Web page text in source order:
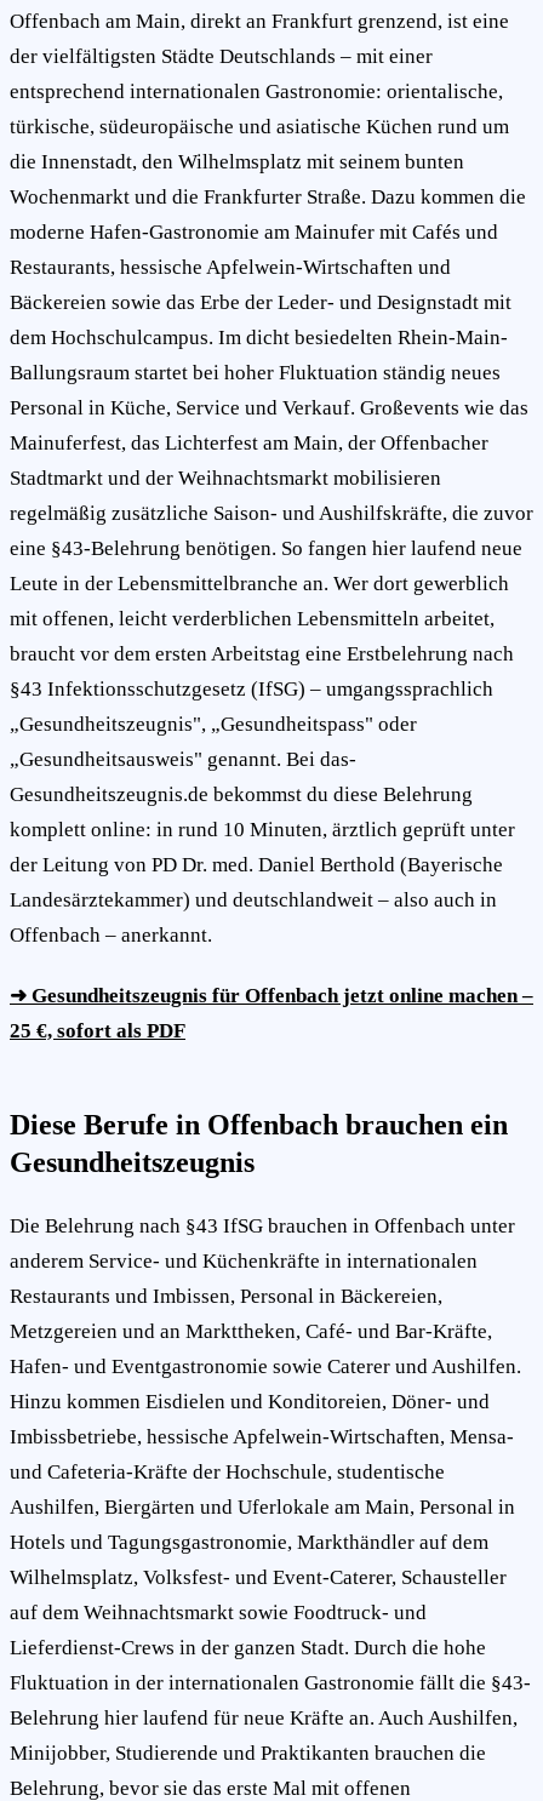
Offenbach am Main, direkt an Frankfurt grenzend, ist eine
der vielfältigsten Städte Deutschlands – mit einer
entsprechend internationalen Gastronomie: orientalische,
türkische, südeuropäische und asiatische Küchen rund um
die Innenstadt, den Wilhelmsplatz mit seinem bunten
Wochenmarkt und die Frankfurter Straße. Dazu kommen die
moderne Hafen-Gastronomie am Mainufer mit Cafés und
Restaurants, hessische Apfelwein-Wirtschaften und
Bäckereien sowie das Erbe der Leder- und Designstadt mit
dem Hochschulcampus. Im dicht besiedelten Rhein-Main-
Ballungsraum startet bei hoher Fluktuation ständig neues
Personal in Küche, Service und Verkauf. Großevents wie das
Mainuferfest, das Lichterfest am Main, der Offenbacher
Stadtmarkt und der Weihnachtsmarkt mobilisieren
regelmäßig zusätzliche Saison- und Aushilfskräfte, die zuvor
eine §43-Belehrung benötigen. So fangen hier laufend neue
Leute in der Lebensmittelbranche an. Wer dort gewerblich
mit offenen, leicht verderblichen Lebensmitteln arbeitet,
braucht vor dem ersten Arbeitstag eine Erstbelehrung nach
§43 Infektionsschutzgesetz (IfSG) – umgangssprachlich
„Gesundheitszeugnis", „Gesundheitspass" oder
„Gesundheitsausweis" genannt. Bei das-
Gesundheitszeugnis.de bekommst du diese Belehrung
komplett online: in rund 10 Minuten, ärztlich geprüft unter
der Leitung von PD Dr. med. Daniel Berthold (Bayerische
Landesärztekammer) und deutschlandweit – also auch in
Offenbach – anerkannt.
➜ Gesundheitszeugnis für Offenbach jetzt online machen –
25 €, sofort als PDF
Diese Berufe in Offenbach brauchen ein
Gesundheitszeugnis
Die Belehrung nach §43 IfSG brauchen in Offenbach unter
anderem Service- und Küchenkräfte in internationalen
Restaurants und Imbissen, Personal in Bäckereien,
Metzgereien und an Markttheken, Café- und Bar-Kräfte,
Hafen- und Eventgastronomie sowie Caterer und Aushilfen.
Hinzu kommen Eisdielen und Konditoreien, Döner- und
Imbissbetriebe, hessische Apfelwein-Wirtschaften, Mensa-
und Cafeteria-Kräfte der Hochschule, studentische
Aushilfen, Biergärten und Uferlokale am Main, Personal in
Hotels und Tagungsgastronomie, Markthändler auf dem
Wilhelmsplatz, Volksfest- und Event-Caterer, Schausteller
auf dem Weihnachtsmarkt sowie Foodtruck- und
Lieferdienst-Crews in der ganzen Stadt. Durch die hohe
Fluktuation in der internationalen Gastronomie fällt die §43-
Belehrung hier laufend für neue Kräfte an. Auch Aushilfen,
Minijobber, Studierende und Praktikanten brauchen die
Belehrung, bevor sie das erste Mal mit offenen